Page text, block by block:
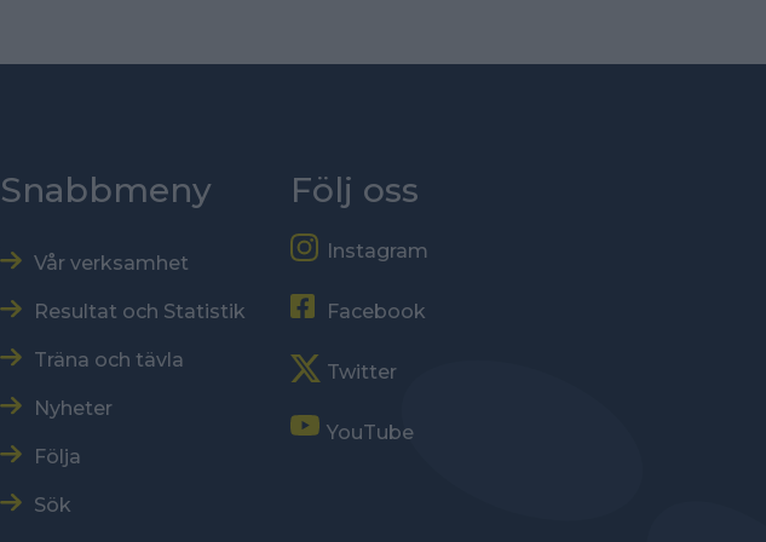
Snabbmeny
Vår verksamhet
Resultat och Statistik
Träna och tävla
Nyheter
Följa
Sök
Följ oss
Instagram
Facebook
Twitter
YouTube